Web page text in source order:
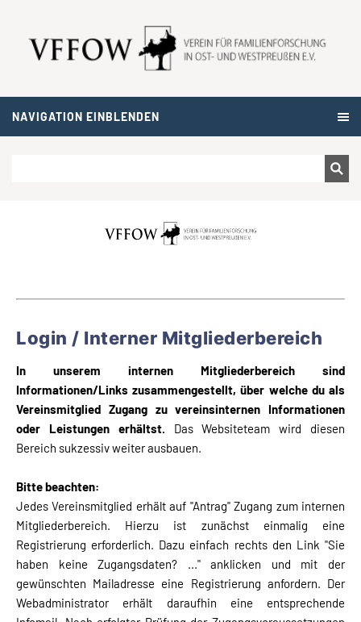
NAVIGATION EINBLENDEN
Login / Interner Mitgliederbereich
In unserem internen Mitgliederbereich sind
Informationen/Links zusammengestellt, über welche du als
Vereinsmitglied Zugang zu vereinsinternen Informationen
oder Leistungen erhältst. Das Websiteteam wird diesen
Bereich sukzessiv weiter ausbauen.
Bitte beachten:
Jedes Vereinsmitglied erhält auf "Antrag" Zugang zum internen
Mitgliederbereich. Hierzu ist zunächst einmalig eine
Registrierung erforderlich. Dazu einfach rechts den Link "Sie
haben keine Zugangsdaten? ..." anklicken und mit der
gewünschten Mailadresse eine Registrierung anfordern. Der
Webadministrator erhält daraufhin eine entsprechende